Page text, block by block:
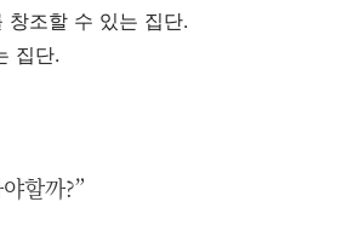
창조할 수 있는 집단.
집단.
할까?”